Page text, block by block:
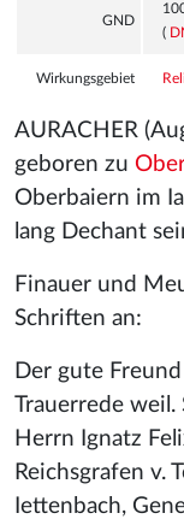
GND
(
Wirkungsgebiet
AURACHER
geboren zu
Oberbaiern im
lang Dechant
Finauer und
Schriften an:
Der gute
Trauerrede weil.
Herrn Ignatz
Reichsgrafen v.
Iettenbach,